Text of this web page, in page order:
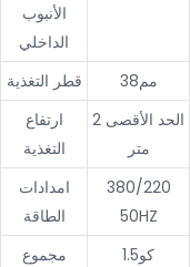
الأنبوب
الداخلي
قطر التغذية مم38
ارتفاع
التغذية
الحد الأقصى 2
متر
امدادات
الطاقة
380/220
50HZ
مجموع
كو1.5